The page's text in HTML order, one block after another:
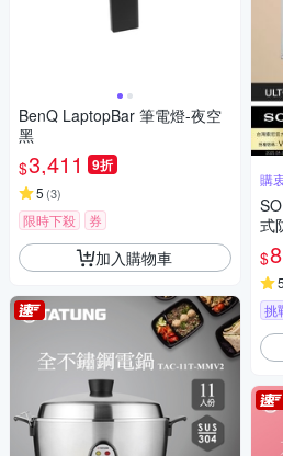
BenQ LaptopBar 筆電燈-夜空
黑
$3,411 9折
5 (3)
限時下殺 券
加入購物車
購
式
$
5
挑